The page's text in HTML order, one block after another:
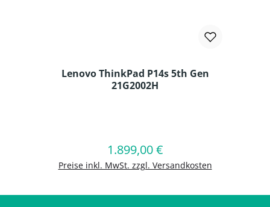
Lenovo ThinkPad P14s 5th Gen
21G2002H
Regulärer Preis:
1.899,00 €
Preise inkl. MwSt. zzgl. Versandkosten
In den Warenkorb